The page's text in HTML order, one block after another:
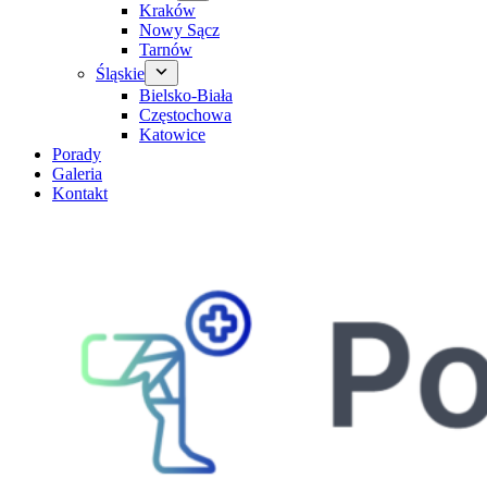
Kraków
Nowy Sącz
Tarnów
Śląskie
Bielsko-Biała
Częstochowa
Katowice
Porady
Galeria
Kontakt